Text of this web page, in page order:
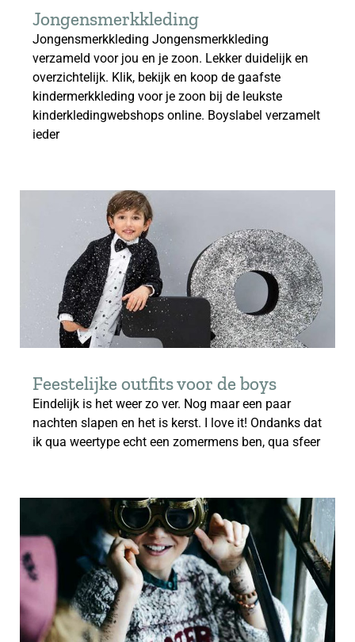
Jongensmerkkleding
Jongensmerkkleding Jongensmerkkleding
verzameld voor jou en je zoon. Lekker duidelijk en
overzichtelijk. Klik, bekijk en koop de gaafste
kindermerkkleding voor je zoon bij de leukste
kinderkledingwebshops online. Boyslabel verzamelt
ieder
Feestelijke outfits voor de boys
Eindelijk is het weer zo ver. Nog maar een paar
nachten slapen en het is kerst. I love it! Ondanks dat
ik qua weertype echt een zomermens ben, qua sfeer